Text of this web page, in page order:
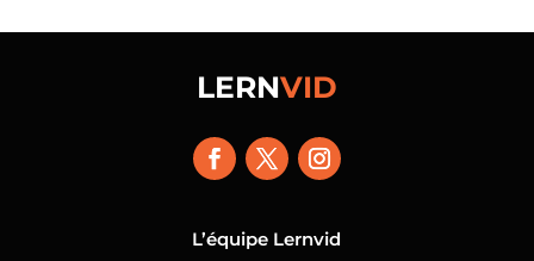
LERNVID
L’équipe Lernvid